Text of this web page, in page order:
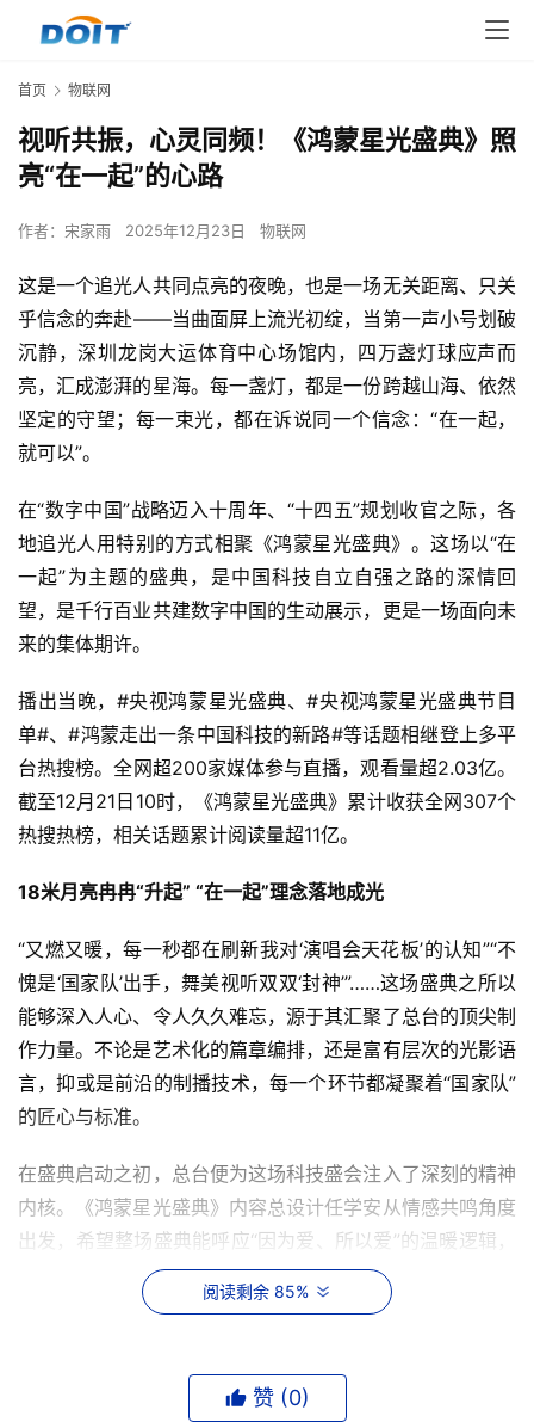
首页 物联网
视听共振，心灵同频！《鸿蒙星光盛典》照
亮“在一起”的心路
作者： 宋家雨 2025年12月23日 物联网
这是一个追光人共同点亮的夜晚，也是一场无关距离、只关
乎信念的奔赴——当曲面屏上流光初绽，当第一声小号划破
沉静，深圳龙岗大运体育中心场馆内，四万盏灯球应声而
亮，汇成澎湃的星海。每一盏灯，都是一份跨越山海、依然
坚定的守望；每一束光，都在诉说同一个信念：“在一起，
就可以”。
在“数字中国”战略迈入十周年、“十四五”规划收官之际，各
地追光人用特别的方式相聚《鸿蒙星光盛典》。这场以“在
一起”为主题的盛典，是中国科技自立自强之路的深情回
望，是千行百业共建数字中国的生动展示，更是一场面向未
来的集体期许。
播出当晚，#央视鸿蒙星光盛典、#央视鸿蒙星光盛典节目
单#、#鸿蒙走出一条中国科技的新路#等话题相继登上多平
台热搜榜。全网超200家媒体参与直播，观看量超2.03亿。
截至12月21日10时，《鸿蒙星光盛典》累计收获全网307个
热搜热榜，相关话题累计阅读量超11亿。
18米月亮冉冉“升起” “在一起”理念落地成光
“又燃又暖，每一秒都在刷新我对‘演唱会天花板’的认知”“不
愧是‘国家队’出手，舞美视听双双‘封神’”……这场盛典之所以
能够深入人心、令人久久难忘，源于其汇聚了总台的顶尖制
作力量。不论是艺术化的篇章编排，还是富有层次的光影语
言，抑或是前沿的制播技术，每一个环节都凝聚着“国家队”
的匠心与标准。
在盛典启动之初，总台便为这场科技盛会注入了深刻的精神
内核。《鸿蒙星光盛典》内容总设计任学安从情感共鸣角度
出发，希望整场盛典能呼应“因为爱、所以爱”的温暖逻辑，
让所有生态伙伴因信念而相聚、因热爱而同行。同时，他指
出，盛典不仅仅是开源鸿蒙生态伙伴的相聚，更是时代下的
途，每一个在奋斗路上笃定前行的人，都因心中那团不灭的
热爱而在此相遇。内容总设计许文广则进一步明确了晚会的
阅读剩余 85%
赞 (0)